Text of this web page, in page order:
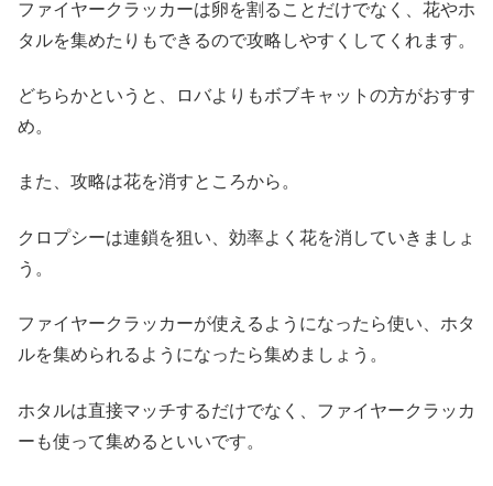
ファイヤークラッカーは卵を割ることだけでなく、花やホ
タルを集めたりもできるので攻略しやすくしてくれます。
どちらかというと、ロバよりもボブキャットの方がおすす
め。
また、攻略は花を消すところから。
クロプシーは連鎖を狙い、効率よく花を消していきましょ
う。
ファイヤークラッカーが使えるようになったら使い、ホタ
ルを集められるようになったら集めましょう。
ホタルは直接マッチするだけでなく、ファイヤークラッカ
ーも使って集めるといいです。